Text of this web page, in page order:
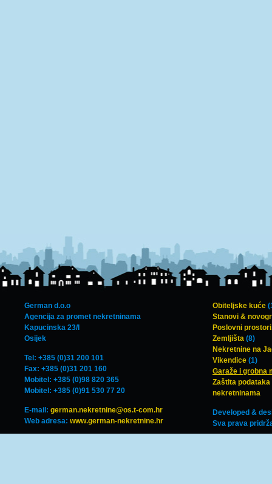
German d.o.o
Agencija za promet nekretninama
Kapucinska 23/I
Osijek
Tel: +385 (0)31 200 101
Fax: +385 (0)31 201 160
Mobitel: +385 (0)98 820 365
Mobitel: +385 (0)91 530 77 20
E-mail: german.nekretnine@os.t-com.hr
Web adresa: www.german-nekretnine.hr
Obiteljske kuće
Stanovi &
Poslovni
Zemljišta (8)
Nekretnine na
Vikendice (1)
Garaže i grobna
Zaštita
nekretninama
Developed &
Sva prava